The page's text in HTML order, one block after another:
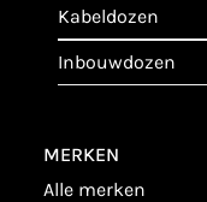
kabeldozen
inbouwdozen
MERKEN
alle merken